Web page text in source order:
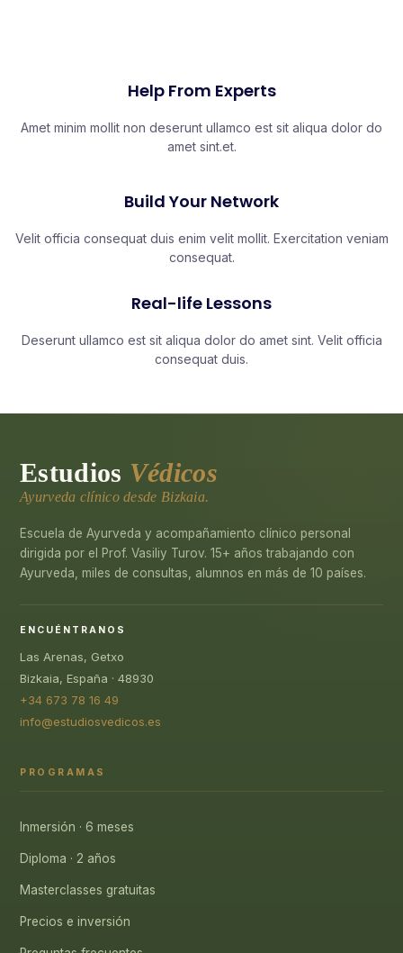
Help From Experts
Amet minim mollit non deserunt ullamco est sit aliqua dolor do
amet sint.et.
Build Your Network
Velit officia consequat duis enim velit mollit. Exercitation veniam
consequat.
Real-life Lessons
Deserunt ullamco est sit aliqua dolor do amet sint. Velit officia
consequat duis.
Estudios Védicos
Ayurveda clínico desde Bizkaia.
Escuela de Ayurveda y acompañamiento clínico personal
dirigida por el Prof. Vasiliy Turov. 15+ años trabajando con
Ayurveda, miles de consultas, alumnos en más de 10 países.
ENCUÉNTRANOS
Las Arenas, Getxo
Bizkaia, España · 48930
+34 673 78 16 49
info@estudiosvedicos.es
PROGRAMAS
Inmersión · 6 meses
Diploma · 2 años
Masterclasses gratuitas
Precios e inversión